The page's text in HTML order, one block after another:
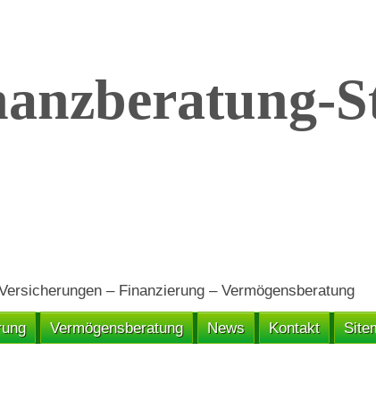
– Finanzierung – Vermögensberatung
Vermögensberatung News Kontakt